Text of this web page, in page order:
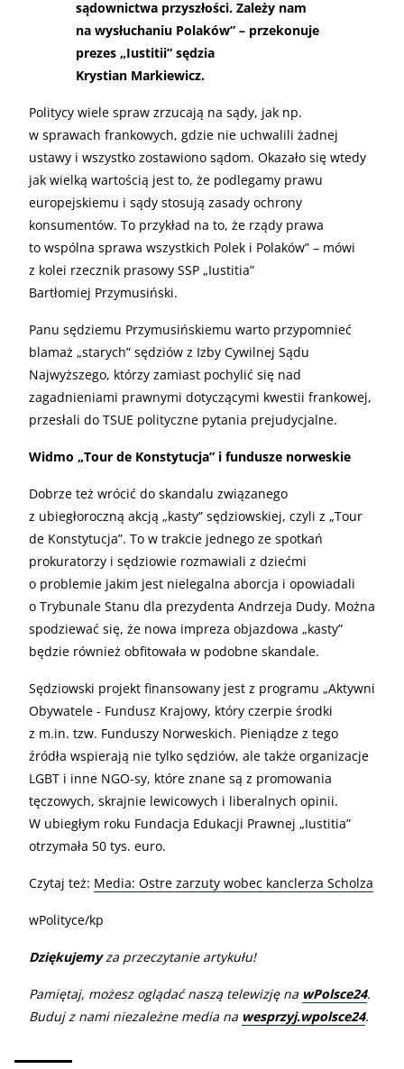
sądownictwa przyszłości. Zależy nam
na wysłuchaniu Polaków” – przekonuje
prezes „Iustitii” sędzia
Krystian Markiewicz.
Politycy wiele spraw zrzucają na sądy, jak np.
w sprawach frankowych, gdzie nie uchwalili żadnej
ustawy i wszystko zostawiono sądom. Okazało się wtedy
jak wielką wartością jest to, że podlegamy prawu
europejskiemu i sądy stosują zasady ochrony
konsumentów. To przykład na to, że rządy prawa
to wspólna sprawa wszystkich Polek i Polaków” – mówi
z kolei rzecznik prasowy SSP „Iustitia”
Bartłomiej Przymusiński.
Panu sędziemu Przymusińskiemu warto przypomnieć
blamaż „starych” sędziów z Izby Cywilnej Sądu
Najwyższego, którzy zamiast pochylić się nad
zagadnieniami prawnymi dotyczącymi kwestii frankowej,
przesłali do TSUE polityczne pytania prejudycjalne.
Widmo „Tour de Konstytucja” i fundusze norweskie
Dobrze też wrócić do skandalu związanego
z ubiegłoroczną akcją „kasty” sędziowskiej, czyli z „Tour
de Konstytucja”. To w trakcie jednego ze spotkań
prokuratorzy i sędziowie rozmawiali z dziećmi
o problemie jakim jest nielegalna aborcja i opowiadali
o Trybunale Stanu dla prezydenta Andrzeja Dudy. Można
spodziewać się, że nowa impreza objazdowa „kasty”
będzie również obfitowała w podobne skandale.
Sędziowski projekt finansowany jest z programu „Aktywni
Obywatele - Fundusz Krajowy, który czerpie środki
z m.in. tzw. Funduszy Norweskich. Pieniądze z tego
źródła wspierają nie tylko sędziów, ale także organizacje
LGBT i inne NGO-sy, które znane są z promowania
tęczowych, skrajnie lewicowych i liberalnych opinii.
W ubiegłym roku Fundacja Edukacji Prawnej „Iustitia”
otrzymała 50 tys. euro.
Czytaj też: Media: Ostre zarzuty wobec kanclerza Scholza
wPolityce/kp
Dziękujemyza przeczytanie artykułu!
Pamiętaj, możesz oglądać naszą telewizję na wPolsce24.
Buduj z nami niezależne media na wesprzyj.wpolsce24.